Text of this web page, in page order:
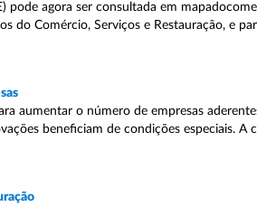
agora ser consultada em
do Comércio, Serviços e Restauração, e
aumentar o número de empresas
beneficiam de condições especiais. A